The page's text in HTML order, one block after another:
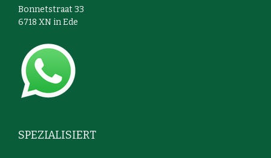
Bonnetstraat 33
6718 XN in Ede
SPEZIALISIERT